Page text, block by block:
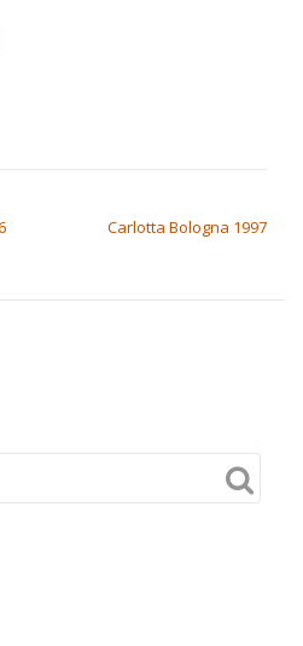
Carlotta Bologna 1997